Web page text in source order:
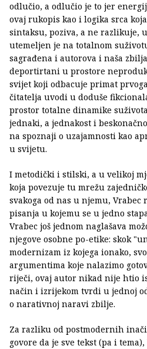
odlučio, a odlučio je to jer
ovaj rukopis kao i logika srca
sintaksu, poziva, a ne razlikuje,
utemeljen je na totalnom
sagrađena i autorova i naša
deportirtani u prostore
svijet koji odbacuje primat
čitatelja uvodi u doduše
prostor totalne dinamike
jednaki, a jednakost i
na spoznaji o uzajamnosti kao
u svijetu.
I metodički i stilski, a u velikoj
koja povezuje tu mrežu
svakoga od nas u njemu,
pisanja u kojemu se u jedno
Vrabec još jednom naglašava
njegove osobne po-etike: skok
modernizam iz kojega ionako,
argumentima koje nalazimo
riječi, ovaj autor nikad nije htio
način i izrijekom tvrdi u jednoj
o narativnoj naravi zbilje.
Za razliku od postmodernih
govore da je sve tekst (pa i